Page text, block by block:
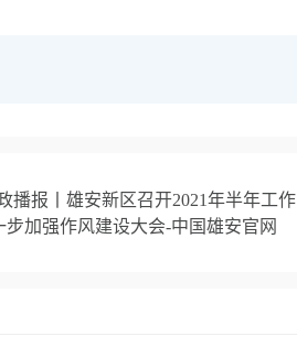
播报丨雄安新区召开2021年半年工作
步加强作风建设大会-中国雄安官网